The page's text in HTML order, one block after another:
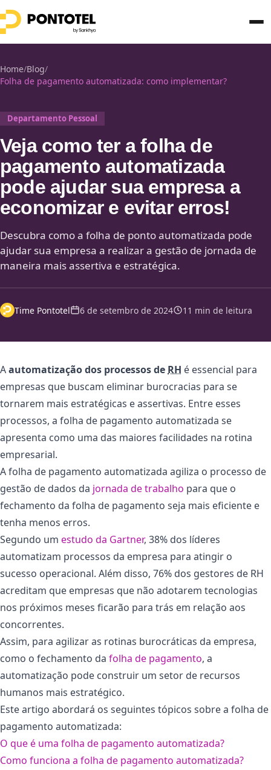
Home/Blog/
Folha de pagamento automatizada: como implementar?
Departamento Pessoal
Veja como ter a folha de
pagamento automatizada
pode ajudar sua empresa a
economizar e evitar erros!
Descubra como a folha de ponto automatizada pode
ajudar sua empresa a realizar a gestão de jornada de
maneira mais assertiva e estratégica.
Time Pontotel 6 de setembro de 2024 11 min de leitura
Aautomatização dos processos de RH é essencial para
empresas que buscam eliminar burocracias para se
tornarem mais estratégicas e assertivas. Entre esses
processos, a folha de pagamento automatizada se
apresenta como uma das maiores facilidades na rotina
empresarial.
A folha de pagamento automatizada agiliza o processo de
gestão de dados da jornada de trabalho para que o
fechamento da folha de pagamento seja mais eficiente e
tenha menos erros.
Segundo um estudo da Gartner, 38% dos líderes
automatizam processos da empresa para atingir o
sucesso operacional. Além disso, 76% dos gestores de RH
acreditam que empresas que não adotarem tecnologias
nos próximos meses ficarão para trás em relação aos
concorrentes.
Assim, para agilizar as rotinas burocráticas da empresa,
como o fechamento da folha de pagamento, a
automatização pode construir um setor de recursos
humanos mais estratégico.
Este artigo abordará os seguintes tópicos sobre a folha de
pagamento automatizada:
O que é uma folha de pagamento automatizada?
Como funciona a folha de pagamento automatizada?